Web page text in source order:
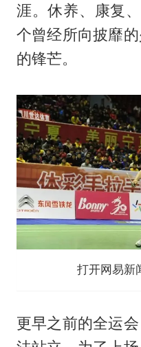
涯。休养、康复
个曾经所向披靡
的锋芒。
打开网易新
更早之前的全运